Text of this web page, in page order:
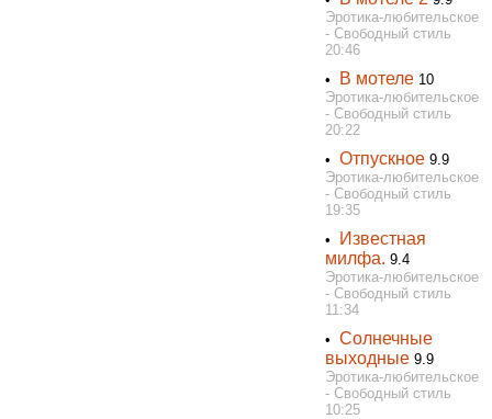
Эротика-любительское
- Свободный стиль
20:46
•
В мотеле 10
Эротика-любительское
- Свободный стиль
20:22
•Отпускное 9.9
Эротика-любительское
- Свободный стиль
19:35
•
Известная
милфа. 9.4
Эротика-любительское
- Свободный стиль
11:34
•Солнечные
выходные 9.9
Эротика-любительское
- Свободный стиль
10:25